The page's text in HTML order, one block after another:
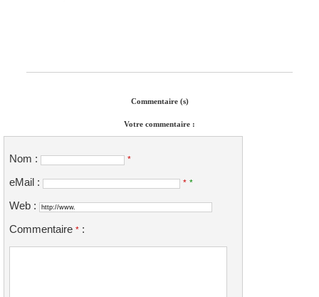
Commentaire (s)
Votre commentaire :
Nom : *
eMail : * *
Web :
Commentaire * :